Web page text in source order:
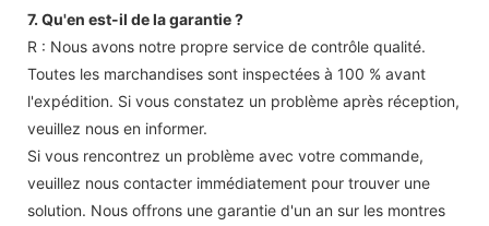
7. Qu'en est-il de la garantie ?
R : Nous avons notre propre service de contrôle qualité.
Toutes les marchandises sont inspectées à 100 % avant
l'expédition. Si vous constatez un problème après réception,
veuillez nous en informer.
Si vous rencontrez un problème avec votre commande,
veuillez nous contacter immédiatement pour trouver une
solution. Nous offrons une garantie d'un an sur les montres